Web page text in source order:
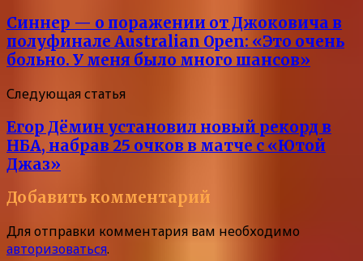
Синнер — о поражении от Джоковича в
полуфинале Australian Open: «Это очень
больно. У меня было много шансов»
Следующая статья
Егор Дёмин установил новый рекорд в
НБА, набрав 25 очков в матче с «Ютой
Джаз»
Добавить комментарий
Для отправки комментария вам необходимо
авторизоваться.